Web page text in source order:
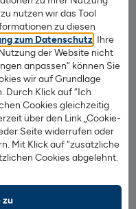
nutzen wir das Tool
zu diesen
zum Datenschutz . Ihre
der Website nicht
anpassen“ können Sie
wir auf Grundlage
Durch Klick auf “Ich
Cookies gleichzeitig
über den Link „Cookie-
Seite widerrufen oder
Mit Klick auf “zusätzliche
Cookies abgelehnt.
zu
Kreis Schleswig-
zu beobachten.
an der Schlei. Arnis,
Sprung im
Holstein vollbracht.
der Schlei bezeichnet.
Trend zum Erwerb
zieht sich im
rotes Band unterhalb
Sie für weitere